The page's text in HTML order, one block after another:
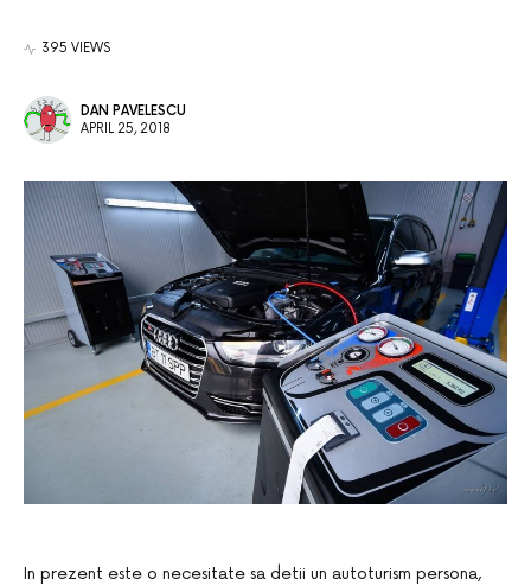
395 VIEWS
DAN PAVELESCU
APRIL 25, 2018
In prezent este o necesitate sa detii un autoturism persona,